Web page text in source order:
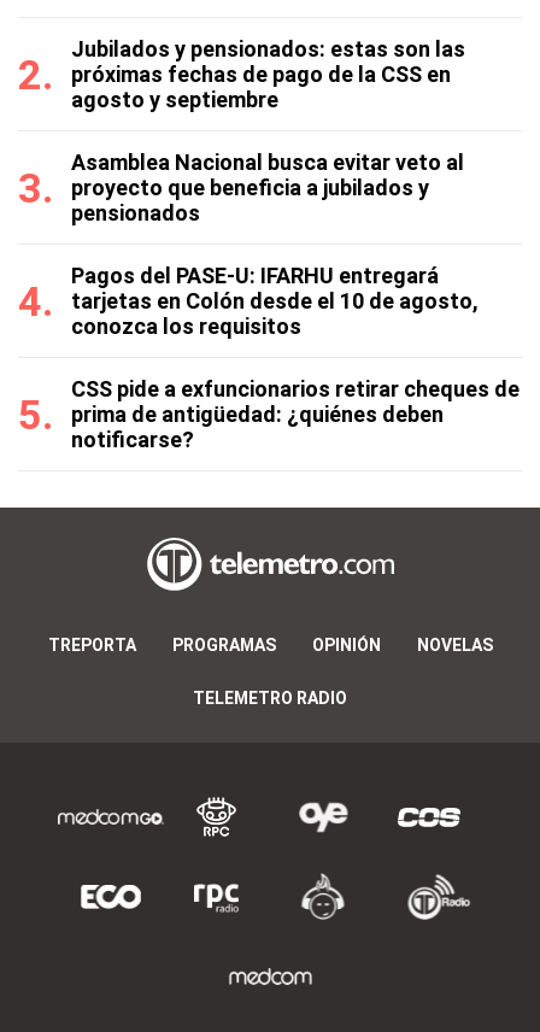
Jubilados y pensionados: estas son las
próximas fechas de pago de la CSS en
agosto y septiembre
Asamblea Nacional busca evitar veto al
proyecto que beneficia a jubilados y
pensionados
Pagos del PASE-U: IFARHU entregará
tarjetas en Colón desde el 10 de agosto,
conozca los requisitos
CSS pide a exfuncionarios retirar cheques de
prima de antigüedad: ¿quiénes deben
notificarse?
TREPORTA PROGRAMAS OPINIÓN NOVELAS
TELEMETRO RADIO